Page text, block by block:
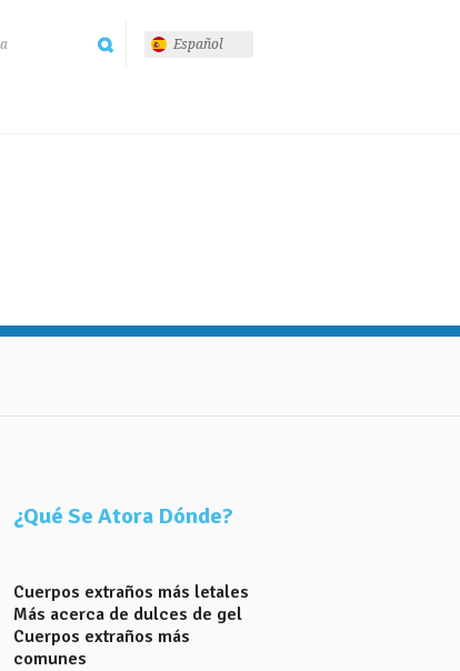
Español
¿Qué Se Atora Dónde?
Cuerpos extraños más letales
Más acerca de dulces de gel
Cuerpos extraños más
comunes